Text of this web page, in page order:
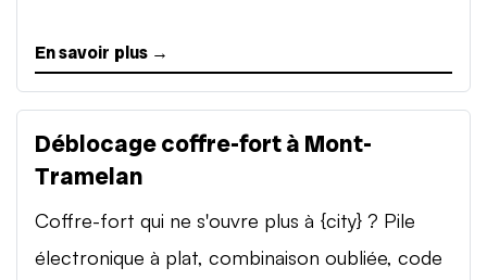
En savoir plus →
Déblocage coffre-fort à Mont-
Tramelan
Coffre-fort qui ne s'ouvre plus à {city} ? Pile
électronique à plat, combinaison oubliée, code